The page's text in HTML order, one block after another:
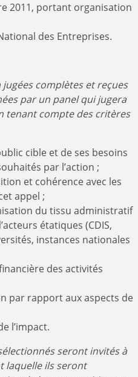
2011, portant organisation
des Entreprises.
complètes et reçues
par un panel qui jugera
tenant compte des critères
cible et de ses besoins
par l’action ;
et cohérence avec les
appel ;
du tissu administratif
étatiques (CDIS,
instances nationales
des activités
par rapport aux aspects de
l’impact.
seront invités à
laquelle ils seront